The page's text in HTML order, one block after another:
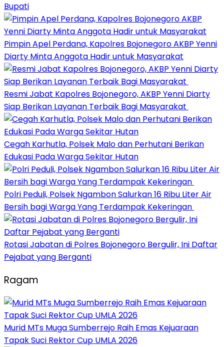
Bupati
Pimpin Apel Perdana, Kapolres Bojonegoro AKBP Yenni
Diarty Minta Anggota Hadir untuk Masyarakat
Resmi Jabat Kapolres Bojonegoro, AKBP Yenni Diarty
Siap Berikan Layanan Terbaik Bagi Masyarakat
Cegah Karhutla, Polsek Malo dan Perhutani Berikan
Edukasi Pada Warga Sekitar Hutan
Polri Peduli, Polsek Ngambon Salurkan 16 Ribu Liter Air
Bersih bagi Warga Yang Terdampak Kekeringan
Rotasi Jabatan di Polres Bojonegoro Bergulir, Ini Daftar
Pejabat yang Berganti
Ragam
Murid MTs Muga Sumberrejo Raih Emas Kejuaraan
Tapak Suci Rektor Cup UMLA 2026